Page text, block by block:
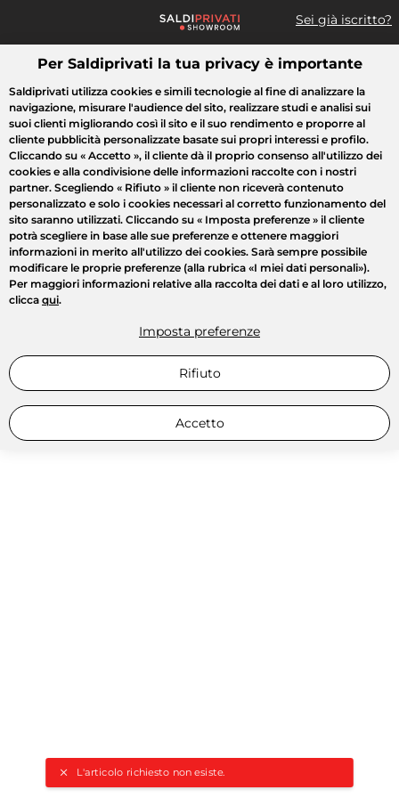
Sei già iscritto?
Cosa cerchi?
L'articolo richiesto non esiste.
Tutte le vendite Moda Casa Bellezza Elettrodomestici
Per Saldiprivati la tua privacy è importante
Saldiprivati utilizza cookies e simili tecnologie al fine di analizzare la
navigazione, misurare l'audience del sito, realizzare studi e analisi sui
suoi clienti migliorando così il sito e il suo rendimento e proporre al
cliente pubblicità personalizzate basate sui propri interessi e profilo.
Cliccando su « Accetto », il cliente dà il proprio consenso all'utilizzo dei
cookies e alla condivisione delle informazioni raccolte con i nostri
partner. Scegliendo « Rifiuto » il cliente non riceverà contenuto
personalizzato e solo i cookies necessari al corretto funzionamento del
sito saranno utilizzati. Cliccando su « Imposta preferenze » il cliente
potrà scegliere in base alle sue preferenze e ottenere maggiori
informazioni in merito all'utilizzo dei cookies. Sarà sempre possibile
modificare le proprie preferenze (alla rubrica «I miei dati personali»).
Per maggiori informazioni relative alla raccolta dei dati e al loro utilizzo,
clicca qui.
Imposta preferenze
Rifiuto
Accetto